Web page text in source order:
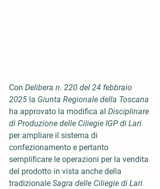
Con Delibera n. 220 del 24 febbraio
2025 la Giunta Regionale della Toscana
ha approvato la modifica al Disciplinare
di Produzione delle Ciliegie IGP di Lari
per ampliare il sistema di
confezionamento e pertanto
semplificare le operazioni per la vendita
del prodotto in vista anche della
tradizionale Sagra delle Ciliegie di Lari